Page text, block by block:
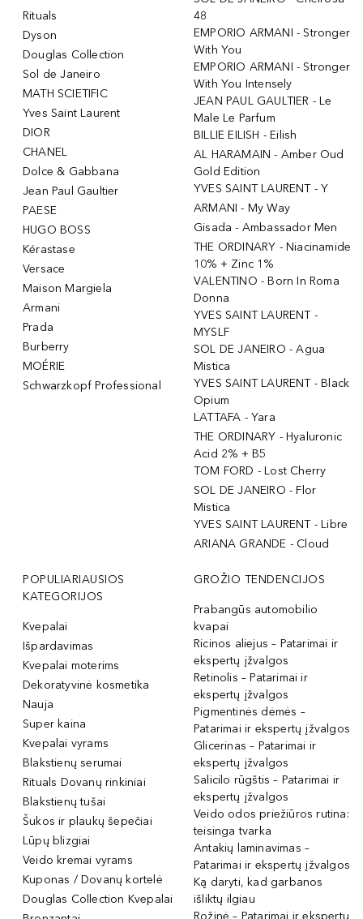
Rituals
Dyson
Douglas Collection
Sol de Janeiro
MATH SCIETIFIC
Yves Saint Laurent
DIOR
CHANEL
Dolce & Gabbana
Jean Paul Gaultier
PAESE
HUGO BOSS
Kérastase
Versace
Maison Margiela
Armani
Prada
Burberry
MOÉRIE
Schwarzkopf Professional
48
EMPORIO ARMANI - Stronger
With You
EMPORIO ARMANI - Stronger
With You Intensely
JEAN PAUL GAULTIER - Le
Male Le Parfum
BILLIE EILISH - Eilish
AL HARAMAIN - Amber Oud
Gold Edition
YVES SAINT LAURENT - Y
ARMANI - My Way
Gisada - Ambassador Men
THE ORDINARY - Niacinamide
10% + Zinc 1%
VALENTINO - Born In Roma
Donna
YVES SAINT LAURENT -
MYSLF
SOL DE JANEIRO - Agua
Mistica
YVES SAINT LAURENT - Black
Opium
LATTAFA - Yara
THE ORDINARY - Hyaluronic
Acid 2% + B5
TOM FORD - Lost Cherry
SOL DE JANEIRO - Flor
Mistica
YVES SAINT LAURENT - Libre
ARIANA GRANDE - Cloud
POPULIARIAUSIOS
KATEGORIJOS
Kvepalai
Išpardavimas
Kvepalai moterims
Dekoratyvinė kosmetika
Nauja
Super kaina
Kvepalai vyrams
Blakstienų serumai
Rituals Dovanų rinkiniai
Blakstienų tušai
Šukos ir plaukų šepečiai
Lūpų blizgiai
Veido kremai vyrams
Kuponas / Dovanų kortelė
Douglas Collection Kvepalai
GROŽIO TENDENCIJOS
Prabangūs automobilio
kvapai
Ricinos aliejus – Patarimai ir
ekspertų įžvalgos
Retinolis – Patarimai ir
ekspertų įžvalgos
Pigmentinės dėmės –
Patarimai ir ekspertų įžvalgos
Glicerinas – Patarimai ir
ekspertų įžvalgos
Salicilo rūgštis – Patarimai ir
ekspertų įžvalgos
Veido odos priežiūros rutina:
teisinga tvarka
Antakių laminavimas –
Patarimai ir ekspertų įžvalgos
Ką daryti, kad garbanos
išliktų ilgiau
Rožinė – Patarimai ir ekspertų